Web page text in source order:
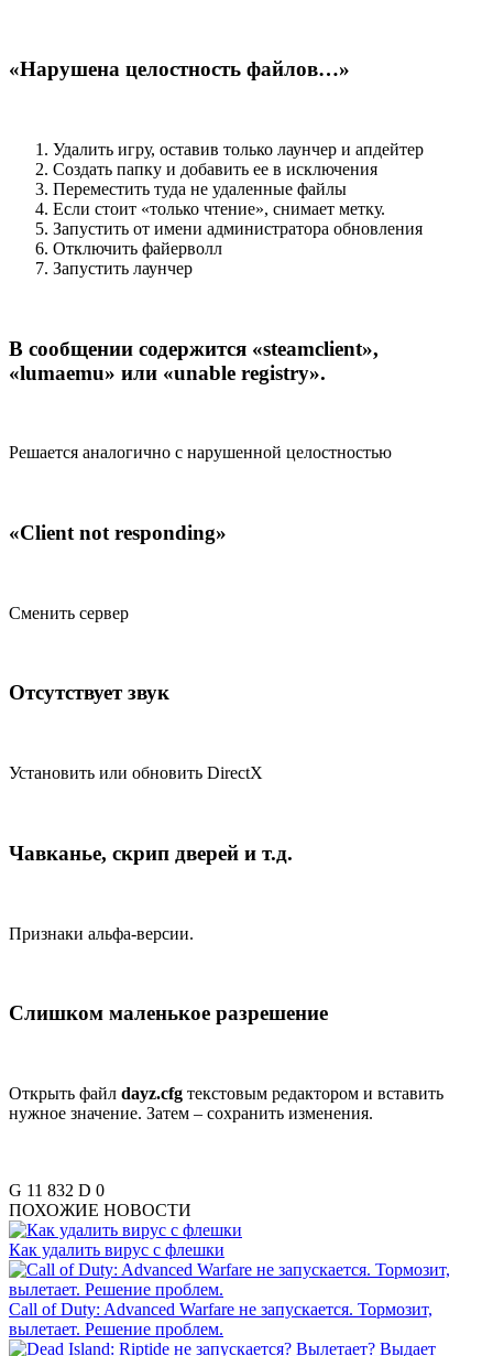
«Нарушена целостность файлов…»
Удалить игру, оставив только лаунчер и апдейтер
Создать папку и добавить ее в исключения
Переместить туда не удаленные файлы
Если стоит «только чтение», снимает метку.
Запустить от имени администратора обновления
Отключить файерволл
Запустить лаунчер
В сообщении содержится «steamclient»,
«lumaemu» или «unable registry».
Решается аналогично с нарушенной целостностью
«Client not responding»
Сменить сервер
Отсутствует звук
Установить или обновить DirectX
Чавканье, скрип дверей и т.д.
Признаки альфа-версии.
Слишком маленькое разрешение
Открыть файл dayz.cfg текстовым редактором и вставить
нужное значение. Затем – сохранить изменения.
G 11 832 D 0
ПОХОЖИЕ НОВОСТИ
Как удалить вирус с флешки
Call of Duty: Advanced Warfare не запускается. Тормозит,
вылетает. Решение проблем.